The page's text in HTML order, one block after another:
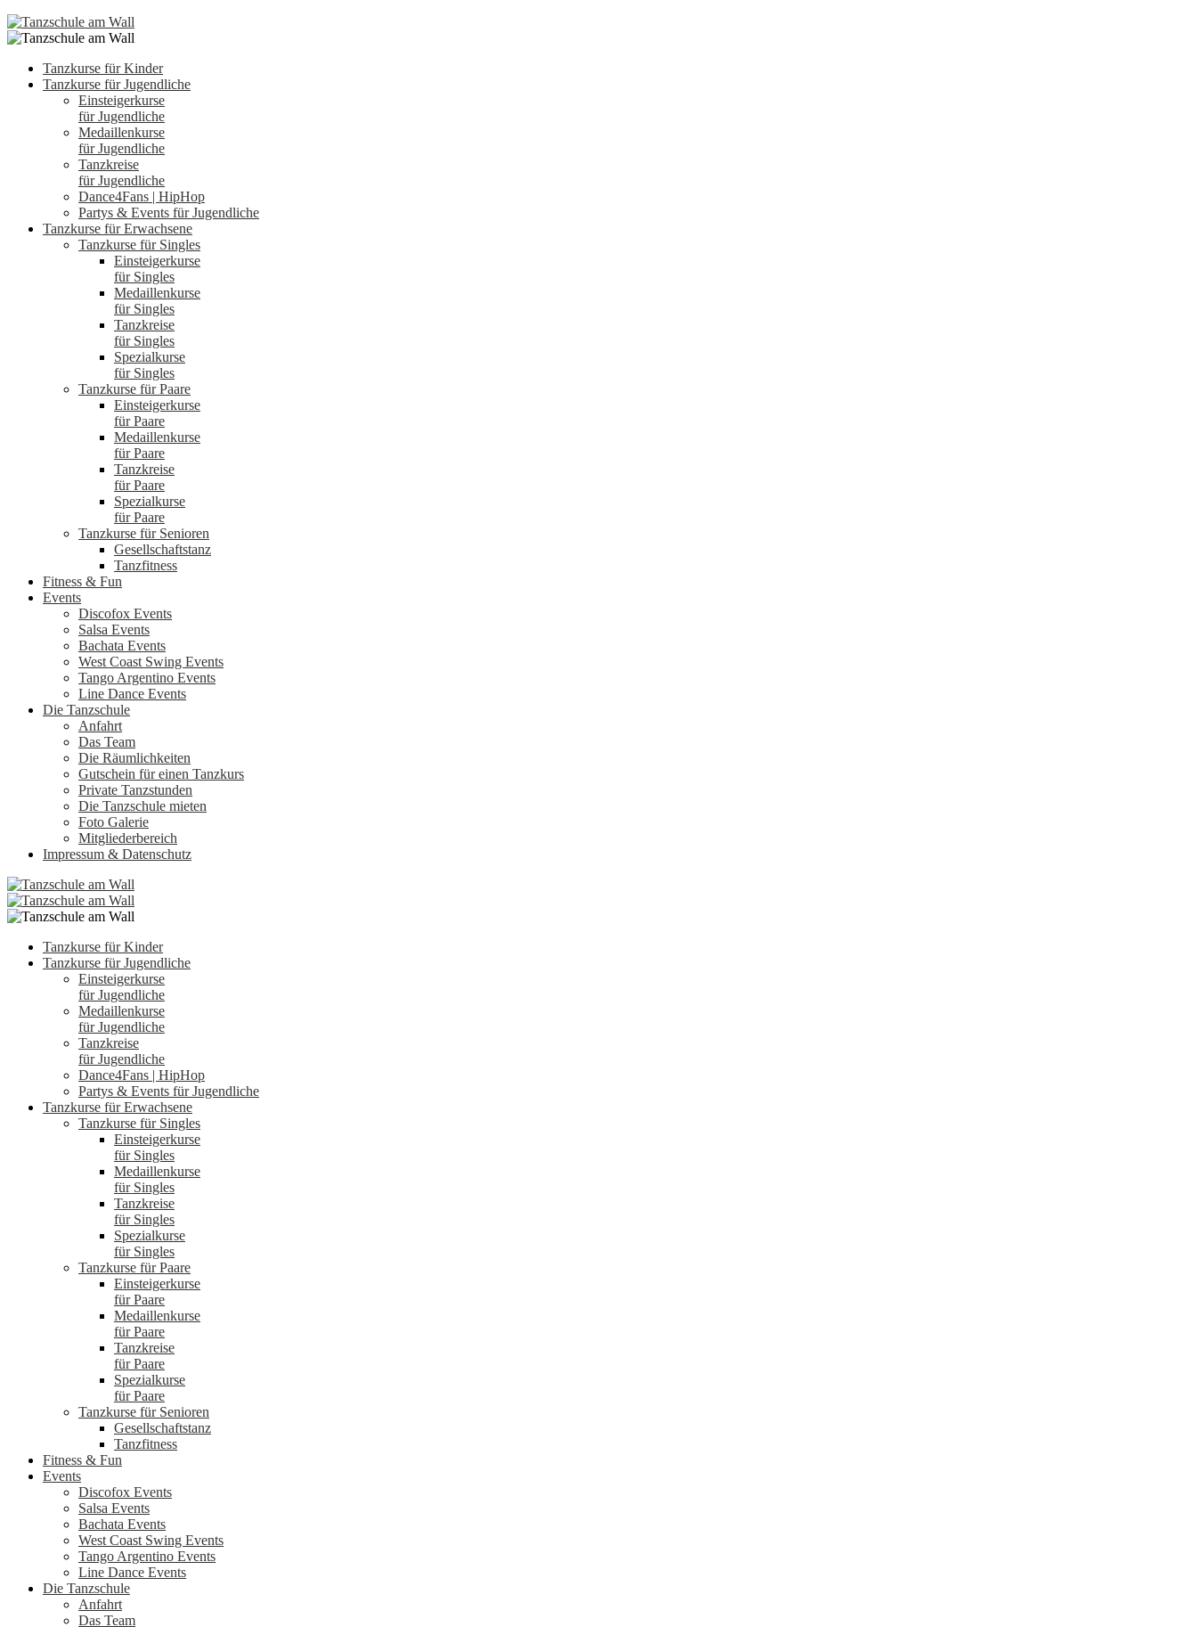
Tanzkurse für Kinder
Tanzkurse für Jugendliche
Einsteigerkurse
für Jugendliche
Medaillenkurse
für Jugendliche
Tanzkreise
für Jugendliche
Dance4Fans | HipHop
Partys & Events für Jugendliche
Tanzkurse für Erwachsene
Tanzkurse für Singles
Einsteigerkurse
für Singles
Medaillenkurse
für Singles
Tanzkreise
für Singles
Spezialkurse
für Singles
Tanzkurse für Paare
Einsteigerkurse
für Paare
Medaillenkurse
für Paare
Tanzkreise
für Paare
Spezialkurse
für Paare
Tanzkurse für Senioren
Gesellschaftstanz
Tanzfitness
Fitness & Fun
Events
Discofox Events
Salsa Events
Bachata Events
West Coast Swing Events
Tango Argentino Events
Line Dance Events
Die Tanzschule
Anfahrt
Das Team
Die Räumlichkeiten
Gutschein für einen Tanzkurs
Private Tanzstunden
Die Tanzschule mieten
Foto Galerie
Mitgliederbereich
Impressum & Datenschutz
Tanzkurse für Kinder
Tanzkurse für Jugendliche
Einsteigerkurse
für Jugendliche
Medaillenkurse
für Jugendliche
Tanzkreise
für Jugendliche
Dance4Fans | HipHop
Partys & Events für Jugendliche
Tanzkurse für Erwachsene
Tanzkurse für Singles
Einsteigerkurse
für Singles
Medaillenkurse
für Singles
Tanzkreise
für Singles
Spezialkurse
für Singles
Tanzkurse für Paare
Einsteigerkurse
für Paare
Medaillenkurse
für Paare
Tanzkreise
für Paare
Spezialkurse
für Paare
Tanzkurse für Senioren
Gesellschaftstanz
Tanzfitness
Fitness & Fun
Events
Discofox Events
Salsa Events
Bachata Events
West Coast Swing Events
Tango Argentino Events
Line Dance Events
Die Tanzschule
Anfahrt
Das Team